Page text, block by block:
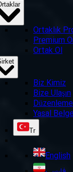
Ortaklık
Premium
Ortak Ol
Biz Kimiz
Bize Ulaşın
Düzenleme
Yasal
Tr
English